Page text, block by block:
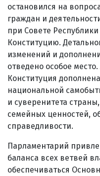
остановился на
граждан и
при Совете
Конституцию.
изменений и
отведено особое
Конституция
национальной
и суверенитета
семейных ценностей,
справедливости.
Парламентарий
баланса всех ветвей
обеспечиваться